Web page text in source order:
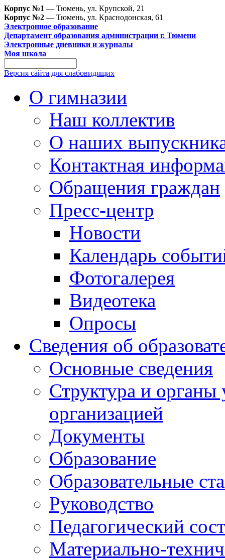
Корпус №1 — Тюмень, ул. Крупской, 21
Корпус №2 — Тюмень, ул. Краснодонская, 61
Электронное образование
Департамент образования администрации г. Тюмени
Электронные дневники и журналы
Моя школа
Версия сайта для слабовидящих
О гимназии
Наш коллектив
О наших
Контактная
Обращения граждан
Пресс-центр
Новости
Календарь
Фотогалерея
Видеотека
Опросы
Сведения об
Основные сведения
Структура и органы
организацией
Документы
Образование
Образовательные
Руководство
Педагогический
Материально-